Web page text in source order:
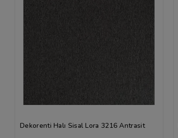
Dekorenti Halı Sisal Lora 3216 Antrasit